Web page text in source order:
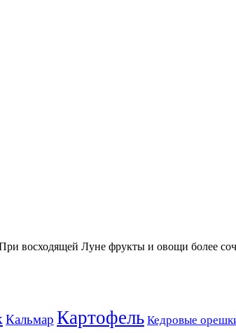
восходящей Луне фрукты и овощи более
Кальмар Картофель Кедровые